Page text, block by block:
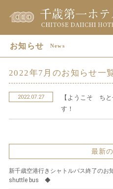
お知らせ News
2022年7月のお知らせ一
2022.07.27
【ようこそ ち
す！
最新
新千歳空港行きシャトルバス終了の
shuttle bus ◆